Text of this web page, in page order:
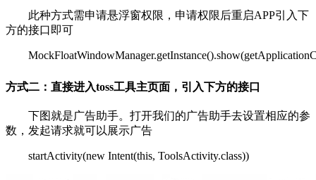
此种方式需申请悬浮窗权限，申请权限后重启APP引入下
方的接口即可
方式二：直接进入toss工具主页面，引入下方的接口
下图就是广告助手。打开我们的广告助手去设置相应的参
数，发起请求就可以展示广告
startActivity(new Intent(this, ToolsActivity.class))